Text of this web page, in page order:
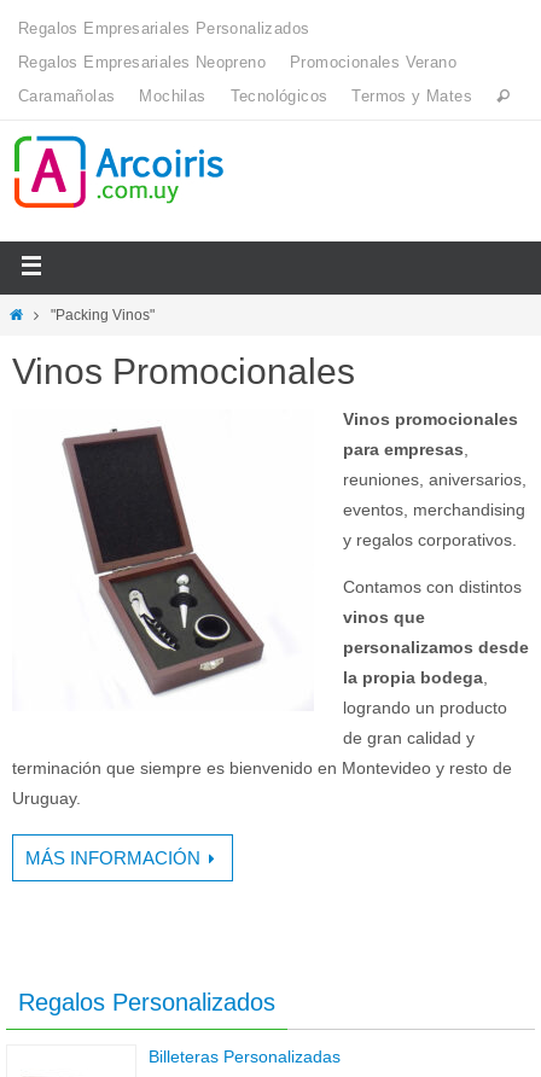
Regalos Empresariales Personalizados
Regalos Empresariales Neopreno
Promocionales Verano
Caramañolas
Mochilas Tecnológicos Termos y Mates
"Packing Vinos"
Vinos Promocionales
Vinos promocionales
para empresas
reuniones, aniversarios,
eventos, merchandising
y regalos corporativos.
Contamos con distintos
vinos que
personalizamos desde
la propia bodega
logrando un producto
de gran calidad y
terminación que siempre es bienvenido en Montevideo y resto de
Uruguay.
MÁS INFORMACIÓN
Regalos Personalizados
Billeteras Personalizadas